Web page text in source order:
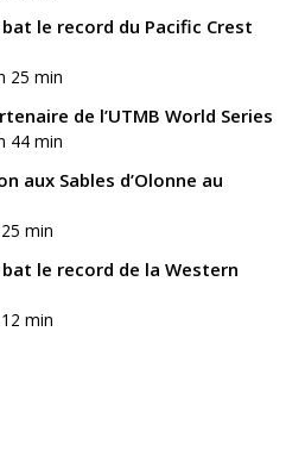
le record du Pacific Crest
25 min
de l’UTMB World Series
44 min
aux Sables d’Olonne au
min
le record de la Western
min